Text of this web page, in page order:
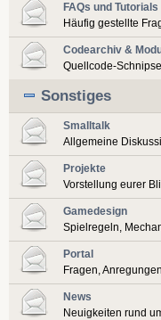
FAQs und Tutorials
Häufig gestellte
Codearchiv &
Quellcode-
Sonstiges
Smalltalk
Allgemeine
Projekte
Vorstellung eurer
Gamedesign
Spielregeln,
Portal
Fragen,
News
Neuigkeiten rund